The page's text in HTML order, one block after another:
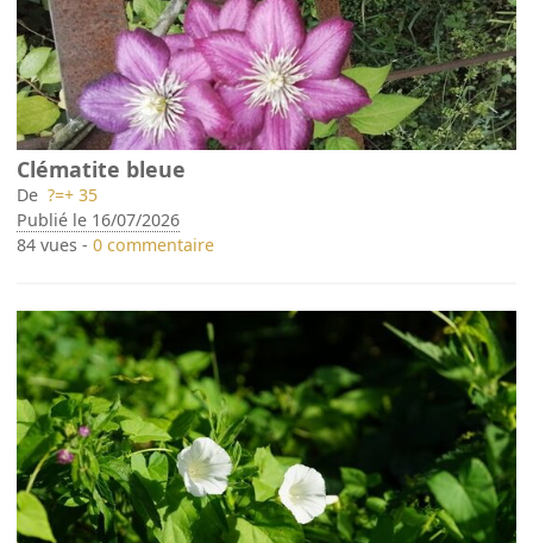
Clématite bleue
De ?=+ 35
Publié le 16/07/2026
84 vues -0 commentaire